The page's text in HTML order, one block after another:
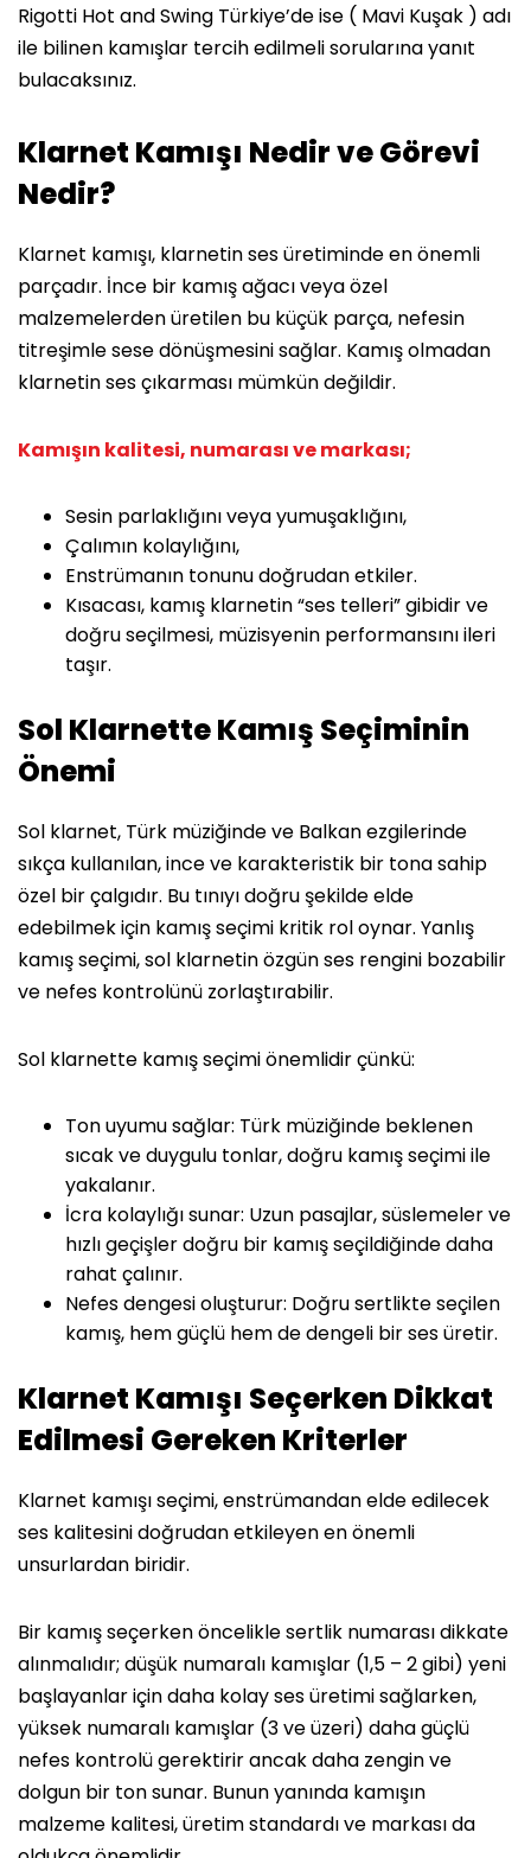
Rigotti Hot and Swing Türkiye’de ise ( Mavi Kuşak ) adı
ile bilinen kamışlar tercih edilmeli sorularına yanıt
bulacaksınız.
Klarnet Kamışı Nedir ve Görevi
Nedir?
Klarnet kamışı, klarnetin ses üretiminde en önemli
parçadır. İnce bir kamış ağacı veya özel
malzemelerden üretilen bu küçük parça, nefesin
titreşimle sese dönüşmesini sağlar. Kamış olmadan
klarnetin ses çıkarması mümkün değildir.
Kamışın kalitesi, numarası ve markası;
Sesin parlaklığını veya yumuşaklığını,
Çalımın kolaylığını,
Enstrümanın tonunu doğrudan etkiler.
Kısacası, kamış klarnetin “ses telleri” gibidir ve
doğru seçilmesi, müzisyenin performansını ileri
taşır.
Sol Klarnette Kamış Seçiminin
Önemi
Sol klarnet, Türk müziğinde ve Balkan ezgilerinde
sıkça kullanılan, ince ve karakteristik bir tona sahip
özel bir çalgıdır. Bu tınıyı doğru şekilde elde
edebilmek için kamış seçimi kritik rol oynar. Yanlış
kamış seçimi, sol klarnetin özgün ses rengini bozabilir
ve nefes kontrolünü zorlaştırabilir.
Sol klarnette kamış seçimi önemlidir çünkü:
Ton uyumu sağlar: Türk müziğinde beklenen
sıcak ve duygulu tonlar, doğru kamış seçimi ile
yakalanır.
İcra kolaylığı sunar: Uzun pasajlar, süslemeler ve
hızlı geçişler doğru bir kamış seçildiğinde daha
rahat çalınır.
Nefes dengesi oluşturur: Doğru sertlikte seçilen
kamış, hem güçlü hem de dengeli bir ses üretir.
Klarnet Kamışı Seçerken Dikkat
Edilmesi Gereken Kriterler
Klarnet kamışı seçimi, enstrümandan elde edilecek
ses kalitesini doğrudan etkileyen en önemli
unsurlardan biridir.
Bir kamış seçerken öncelikle sertlik numarası dikkate
alınmalıdır; düşük numaralı kamışlar (1,5 – 2 gibi) yeni
başlayanlar için daha kolay ses üretimi sağlarken,
yüksek numaralı kamışlar (3 ve üzeri) daha güçlü
nefes kontrolü gerektirir ancak daha zengin ve
dolgun bir ton sunar. Bunun yanında kamışın
malzeme kalitesi, üretim standardı ve markası da